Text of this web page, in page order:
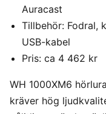
Auracast
Tillbehör: Fodral,
USB-kabel
Pris: ca 4 462 kr
WH 1000XM6
kräver hög